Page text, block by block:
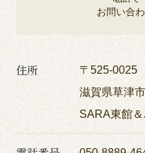
お問い合
住所
〒525-0025
滋賀県草津
SARA東館